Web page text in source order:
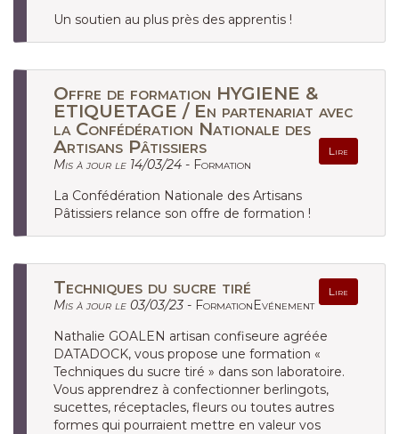
Un soutien au plus près des apprentis !
Offre de formation HYGIENE &
ETIQUETAGE / En partenariat avec
la Confédération Nationale des
Artisans Pâtissiers
Lire
Mis à jour le 14/03/24 - Formation
La Confédération Nationale des Artisans
Pâtissiers relance son offre de formation !
Techniques du sucre tiré Lire
Mis à jour le 03/03/23 - FormationEvénement
Nathalie GOALEN artisan confiseure agréée
DATADOCK, vous propose une formation «
Techniques du sucre tiré » dans son laboratoire.
Vous apprendrez à confectionner berlingots,
sucettes, réceptacles, fleurs ou toutes autres
formes qui pourraient mettre en valeur vos